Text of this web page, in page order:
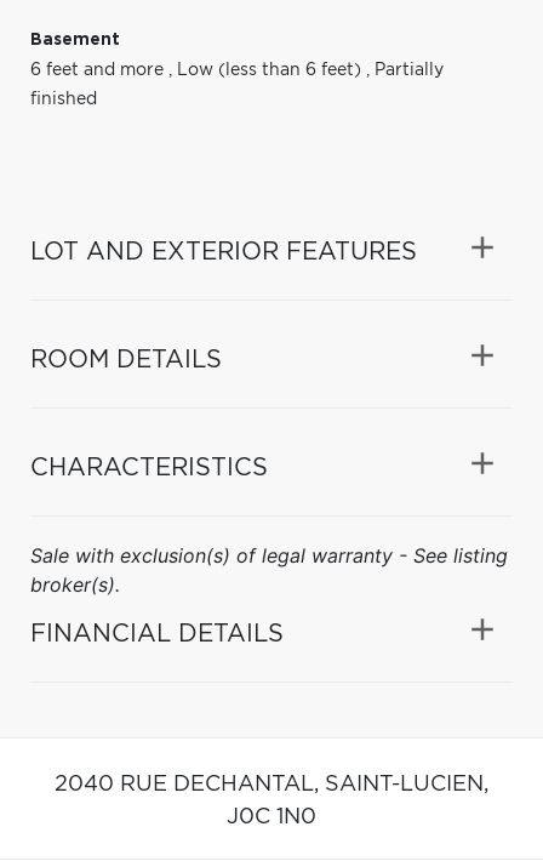
Basement
6 feet and more , Low (less than 6 feet) , Partially
finished
LOT AND EXTERIOR FEATURES
ROOM DETAILS
CHARACTERISTICS
Sale with exclusion(s) of legal warranty - See listing
broker(s).
FINANCIAL DETAILS
2040 RUE DECHANTAL, SAINT-LUCIEN,
J0C 1N0